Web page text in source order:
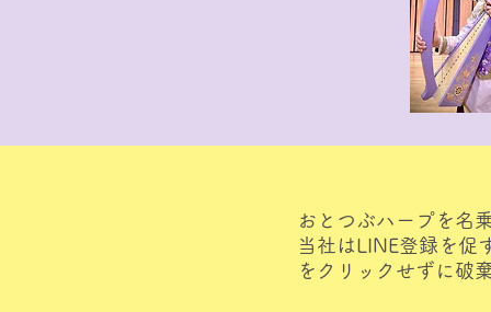
おとつぶハープを名
当社はLINE登録を促
をクリックせずに破